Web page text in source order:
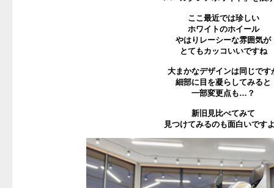
ここ最近では珍しい
ホワイトのホイール
やはりレーシーな雰囲気が
とてもカッコいいですね
大まかなデザインは同じです
細部に目を凝らしてみると
一部変更点も…？
新旧見比べてみて
見つけてみるのも面白いです